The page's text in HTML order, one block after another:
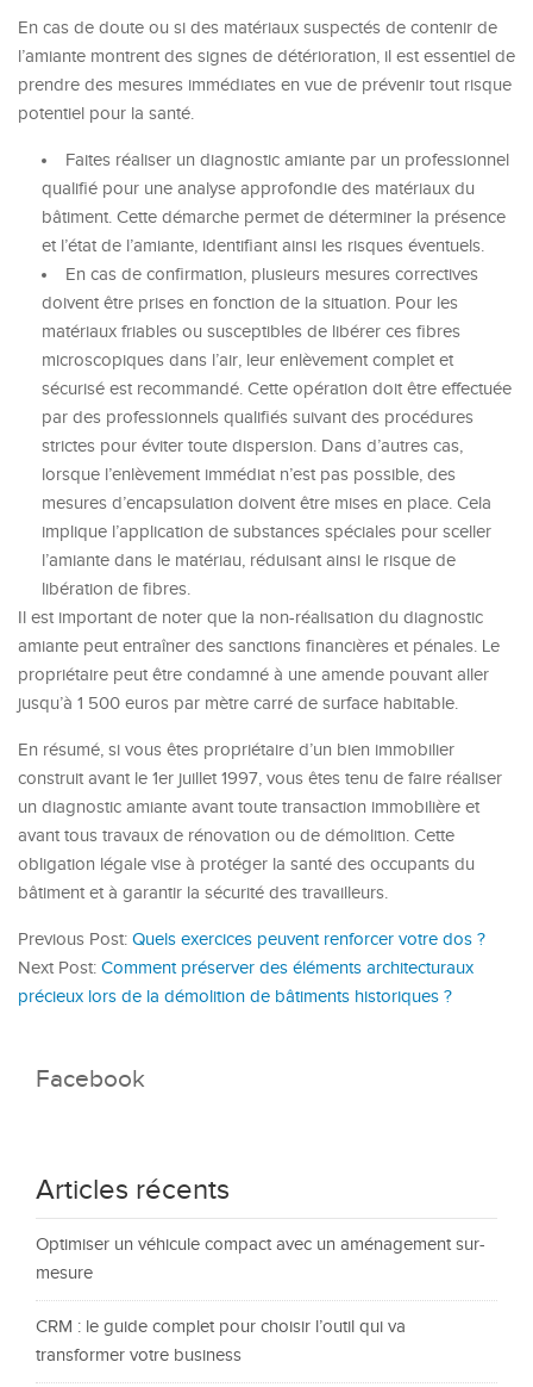
En cas de doute ou si des matériaux suspectés de contenir de
l’amiante montrent des signes de détérioration, il est essentiel de
prendre des mesures immédiates en vue de prévenir tout risque
potentiel pour la santé.
Faites réaliser un diagnostic amiante par un professionnel
qualifié pour une analyse approfondie des matériaux du
bâtiment. Cette démarche permet de déterminer la présence
et l’état de l’amiante, identifiant ainsi les risques éventuels.
En cas de confirmation, plusieurs mesures correctives
doivent être prises en fonction de la situation. Pour les
matériaux friables ou susceptibles de libérer ces fibres
microscopiques dans l’air, leur enlèvement complet et
sécurisé est recommandé. Cette opération doit être effectuée
par des professionnels qualifiés suivant des procédures
strictes pour éviter toute dispersion. Dans d’autres cas,
lorsque l’enlèvement immédiat n’est pas possible, des
mesures d’encapsulation doivent être mises en place. Cela
implique l’application de substances spéciales pour sceller
l’amiante dans le matériau, réduisant ainsi le risque de
libération de fibres.
Il est important de noter que la non-réalisation du diagnostic
amiante peut entraîner des sanctions financières et pénales. Le
propriétaire peut être condamné à une amende pouvant aller
jusqu’à 1 500 euros par mètre carré de surface habitable.
En résumé, si vous êtes propriétaire d’un bien immobilier
construit avant le 1er juillet 1997, vous êtes tenu de faire réaliser
un diagnostic amiante avant toute transaction immobilière et
avant tous travaux de rénovation ou de démolition. Cette
obligation légale vise à protéger la santé des occupants du
bâtiment et à garantir la sécurité des travailleurs.
Previous Post: Quels exercices peuvent renforcer votre dos ?
Next Post: Comment préserver des éléments architecturaux
précieux lors de la démolition de bâtiments historiques ?
Facebook
Articles récents
Optimiser un véhicule compact avec un aménagement sur-
mesure
CRM : le guide complet pour choisir l’outil qui va
transformer votre business